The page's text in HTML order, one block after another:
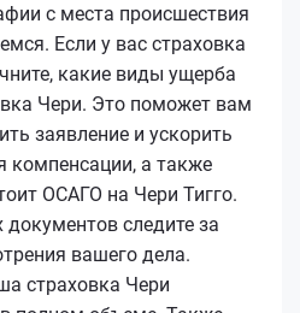
с места происшествия
Если у вас страховка
какие виды ущерба
Чери. Это поможет вам
заявление и ускорить
компенсации, а также
ОСАГО на Чери Тигго.
документов следите за
вашего дела.
страховка Чери